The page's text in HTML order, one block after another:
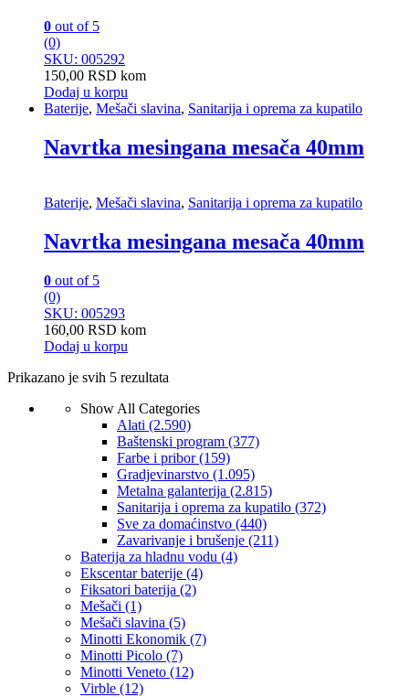
0 out of 5
(0)
SKU: 005292
150,00 RSD kom
Dodaj u korpu
Baterije, Mešači slavina, Sanitarija i oprema za kupatilo
Navrtka mesingana mesača 40mm
Baterije, Mešači slavina, Sanitarija i oprema za kupatilo
Navrtka mesingana mesača 40mm
0 out of 5
(0)
SKU: 005293
160,00 RSD kom
Dodaj u korpu
Prikazano je svih 5 rezultata
Show All Categories
Alati (2.590)
Baštenski program (377)
Farbe i pribor(159)
Gradjevinarstvo (1.095)
Metalna galanterija (2.815)
Sanitarija i oprema za kupatilo (372)
Sve za domaćinstvo (440)
Zavarivanje i brušenje (211)
Baterija za hladnu vodu (4)
Ekscentar baterije (4)
Fiksatori baterija (2)
Mešači (1)
Mešači slavina (5)
Minotti Ekonomik (7)
Minotti Picolo (7)
Minotti Veneto (12)
Virble (12)